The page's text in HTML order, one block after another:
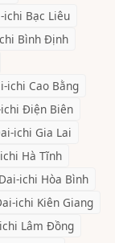
ichi Bạc Liêu
Bình Định
ichi Cao Bằng
Điện Biên
ichi Gia Lai
Hà Tĩnh
Dai-ichi Hòa Bình
ichi Kiên Giang
Lâm Đồng